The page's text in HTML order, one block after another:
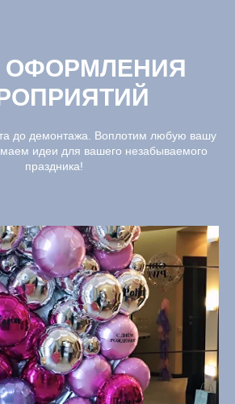
до демонтажа. Воплотим любую вашу
идеи для вашего незабываемого
праздника!